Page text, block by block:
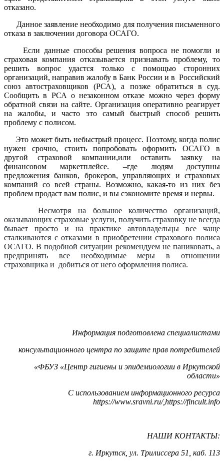
отказано.
Данное заявление необходимо для получения письменного
отказа в заключении договора ОСАГО.
Если данные способы решения вопроса не помогли и
страховая компания отказывается признавать проблему, то
решить вопрос удастся только с помощью сторонних
организаций, направив жалобу в Банк России и в Российский
союз автостраховщиков (РСА), а позже обратиться в суд.
Сообщить в РСА о незаконном отказе можно через форму
обратной связи на сайте. Организация оперативно реагирует
на жалобы, и часто это самый быстрый способ решить
проблему с полисом.
Это может быть небыстрый процесс. Поэтому, когда полис
нужен срочно, стоить попробовать оформить ОСАГО в
другой страховой компании,или оставить заявку на
финансовом маркетплейсе. –где людям доступны
предложения банков, брокеров, управляющих и страховых
компаний со всей страны. Возможно, какая-то из них без
проблем продаст вам полис, и вы сэкономите время и нервы.
Несмотря на большое количество организаций,
оказывающих страховые услуги, получить страховку не всегда
бывает просто и на практике автовладельцы все чаще
сталкиваются с отказами в приобретении страхового полиса
ОСАГО. В подобной ситуации рекомендуем не паниковать, а
предпринять все необходимые меры в отношении
страховщика и добиться от него оформления полиса.
Информация подготовлена специалистами
консультационного центра по защите прав потребителей
«ФБУЗ «Центр гигиены и эпидемиологии в Иркутской
области»
С использованием информационного ресурса
https://www.sravni.ru/,https://fincult.info
НАШИ КОНТАКТЫ:
г. Иркутск, ул. Трилиссера 51, каб. 113